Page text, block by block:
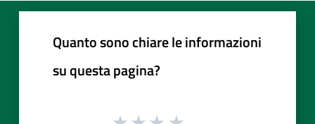
Quanto sono chiare le informazioni
su questa pagina?